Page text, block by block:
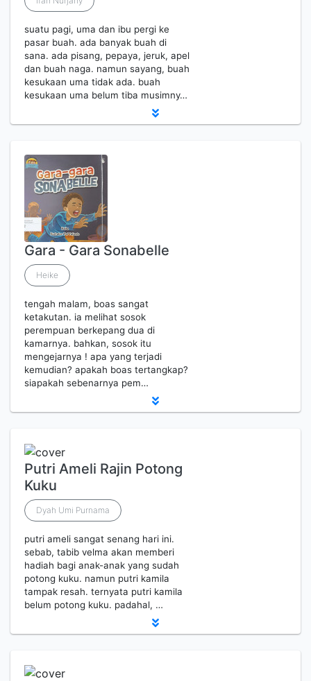
suatu pagi, uma dan ibu pergi ke
pasar buah. ada banyak buah di
sana. ada pisang, pepaya, jeruk, apel
dan buah naga. namun sayang, buah
kesukaan uma tidak ada. buah
kesukaan uma belum tiba musimny…
Gara - Gara Sonabelle
Heike
tengah malam, boas sangat
ketakutan. ia melihat sosok
perempuan berkepang dua di
kamarnya. bahkan, sosok itu
mengejarnya ! apa yang terjadi
kemudian? apakah boas tertangkap?
siapakah sebenarnya pem…
Putri Ameli Rajin Potong
Kuku
Dyah Umi Purnama
putri ameli sangat senang hari ini.
sebab, tabib velma akan memberi
hadiah bagi anak-anak yang sudah
potong kuku. namun putri kamila
tampak resah. ternyata putri kamila
belum potong kuku. padahal, …